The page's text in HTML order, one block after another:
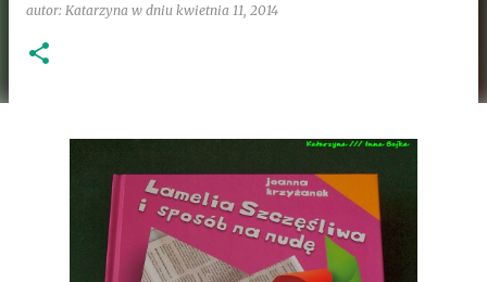
autor: Katarzyna w dniu kwietnia 11, 2014